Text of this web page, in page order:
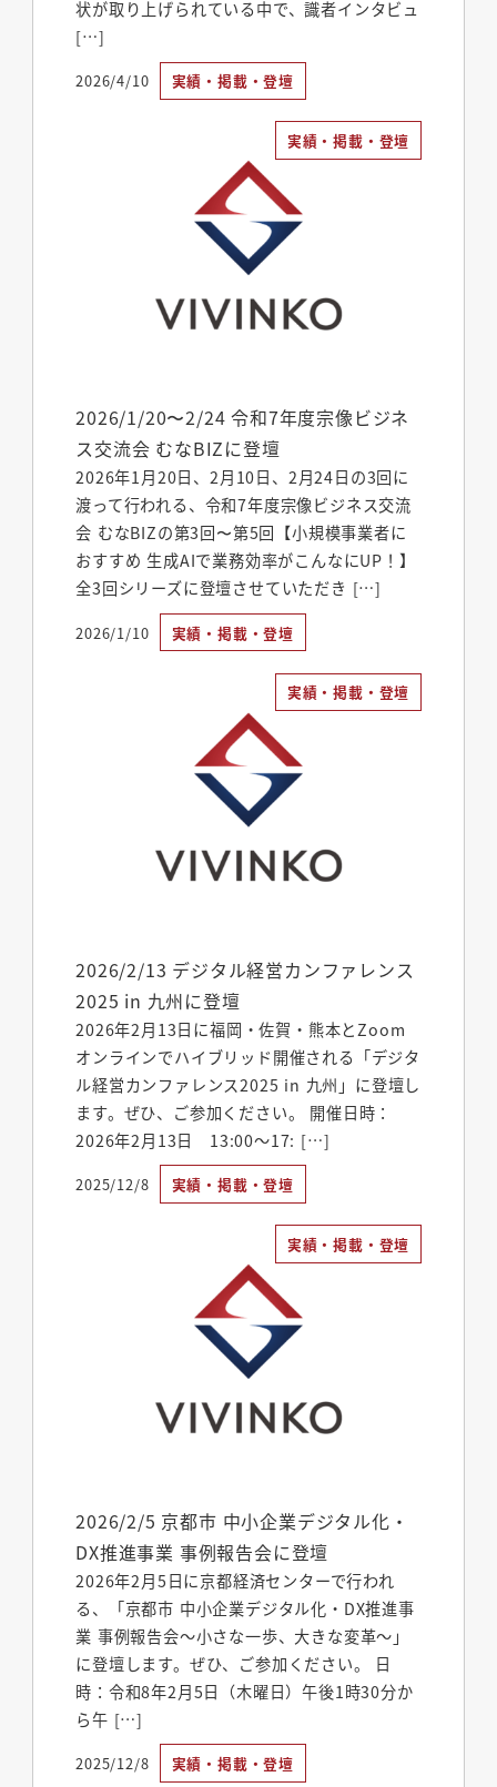
状が取り上げられている中で、識者インタビュ
[…]
投稿日
2026/4/10 実績・掲載・登壇
実績・掲載・登壇
2026/1/20〜2/24 令和7年度宗像ビジネ
ス交流会 むなBIZに登壇
2026年1月20日、2月10日、2月24日の3回に
渡って行われる、令和7年度宗像ビジネス交流
会 むなBIZの第3回〜第5回【小規模事業者に
おすすめ 生成AIで業務効率がこんなにUP！】
全3回シリーズに登壇させていただき […]
投稿日
2026/1/10 実績・掲載・登壇
実績・掲載・登壇
2026/2/13 デジタル経営カンファレンス
2025 in 九州に登壇
2026年2月13日に福岡・佐賀・熊本とZoom
オンラインでハイブリッド開催される「デジタ
ル経営カンファレンス2025 in 九州」に登壇し
ます。ぜひ、ご参加ください。 開催日時：
2026年2月13日 13:00～17: […]
投稿日
2025/12/8 実績・掲載・登壇
実績・掲載・登壇
2026/2/5 京都市 中小企業デジタル化・
DX推進事業 事例報告会に登壇
2026年2月5日に京都経済センターで行われ
る、「京都市 中小企業デジタル化・DX推進事
業 事例報告会～小さな一歩、大きな変革～」
に登壇します。ぜひ、ご参加ください。 日
時：令和8年2月5日（木曜日）午後1時30分か
ら午 […]
投稿日
2025/12/8 実績・掲載・登壇